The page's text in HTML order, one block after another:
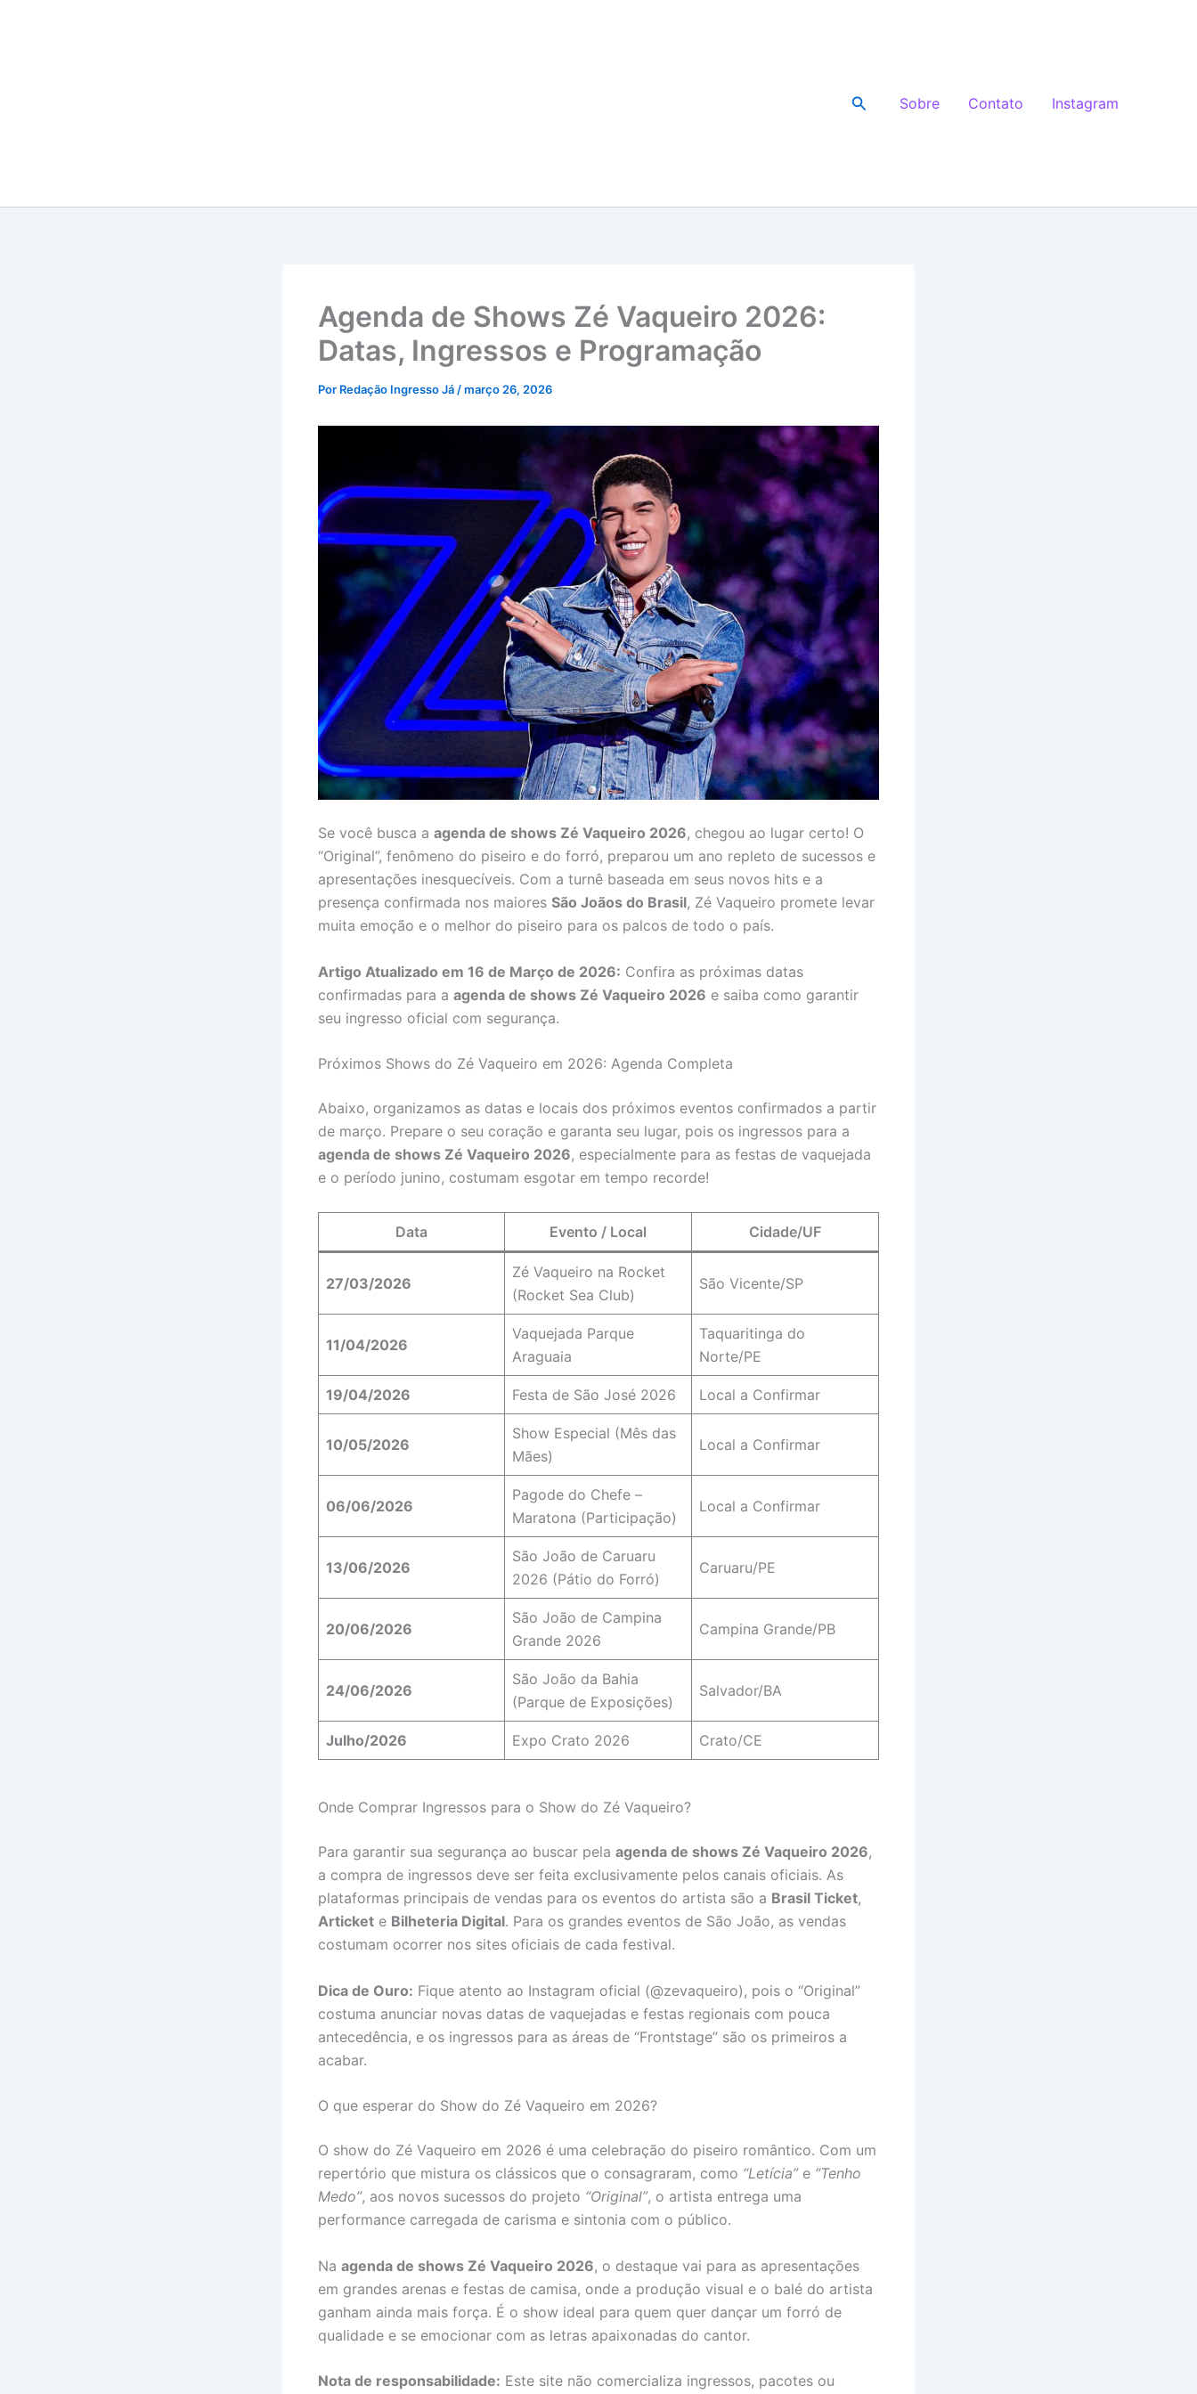
Pesquisar
Sobre Contato Instagram
Agenda de Shows Zé Vaqueiro 2026:
Datas, Ingressos e Programação
Por Redação Ingresso Já /março 26, 2026
Se você busca a agenda de shows Zé Vaqueiro 2026, chegou ao lugar certo! O
“Original”, fenômeno do piseiro e do forró, preparou um ano repleto de sucessos e
apresentações inesquecíveis. Com a turnê baseada em seus novos hits e a
presença confirmada nos maiores São Joãos do Brasil, Zé Vaqueiro promete levar
muita emoção e o melhor do piseiro para os palcos de todo o país.
Artigo Atualizado em 16 de Março de 2026: Confira as próximas datas
confirmadas para a agenda de shows Zé Vaqueiro 2026 e saiba como garantir
seu ingresso oficial com segurança.
Próximos Shows do Zé Vaqueiro em 2026: Agenda Completa
Abaixo, organizamos as datas e locais dos próximos eventos confirmados a partir
de março. Prepare o seu coração e garanta seu lugar, pois os ingressos para a
agenda de shows Zé Vaqueiro 2026, especialmente para as festas de vaquejada
e o período junino, costumam esgotar em tempo recorde!
Data Evento / Local Cidade/UF
27/03/2026
Zé Vaqueiro na Rocket
(Rocket Sea Club)
São Vicente/SP
11/04/2026
Vaquejada Parque
Araguaia
Taquaritinga do
Norte/PE
19/04/2026 Festa de São José 2026 Local a Confirmar
10/05/2026
Show Especial (Mês das
Mães)
Local a Confirmar
06/06/2026
Pagode do Chefe –
Maratona (Participação)
Local a Confirmar
13/06/2026
São João de Caruaru
2026 (Pátio do Forró)
Caruaru/PE
20/06/2026
São João de Campina
Grande 2026
Campina Grande/PB
24/06/2026
São João da Bahia
(Parque de Exposições)
Salvador/BA
Julho/2026 Expo Crato 2026 Crato/CE
Onde Comprar Ingressos para o Show do Zé Vaqueiro?
Para garantir sua segurança ao buscar pela agenda de shows Zé Vaqueiro 2026,
a compra de ingressos deve ser feita exclusivamente pelos canais oficiais. As
plataformas principais de vendas para os eventos do artista são a Brasil Ticket,
Articket e Bilheteria Digital. Para os grandes eventos de São João, as vendas
costumam ocorrer nos sites oficiais de cada festival.
Dica de Ouro: Fique atento ao Instagram oficial (@zevaqueiro), pois o “Original”
costuma anunciar novas datas de vaquejadas e festas regionais com pouca
antecedência, e os ingressos para as áreas de “Frontstage” são os primeiros a
acabar.
O que esperar do Show do Zé Vaqueiro em 2026?
O show do Zé Vaqueiro em 2026 é uma celebração do piseiro romântico. Com um
repertório que mistura os clássicos que o consagraram, como “Letícia”e “Tenho
Medo”, aos novos sucessos do projeto “Original”, o artista entrega uma
performance carregada de carisma e sintonia com o público.
Na agenda de shows Zé Vaqueiro 2026, o destaque vai para as apresentações
em grandes arenas e festas de camisa, onde a produção visual e o balé do artista
ganham ainda mais força. É o show ideal para quem quer dançar um forró de
qualidade e se emocionar com as letras apaixonadas do cantor.
Nota de responsabilidade: Este site não comercializa ingressos, pacotes ou